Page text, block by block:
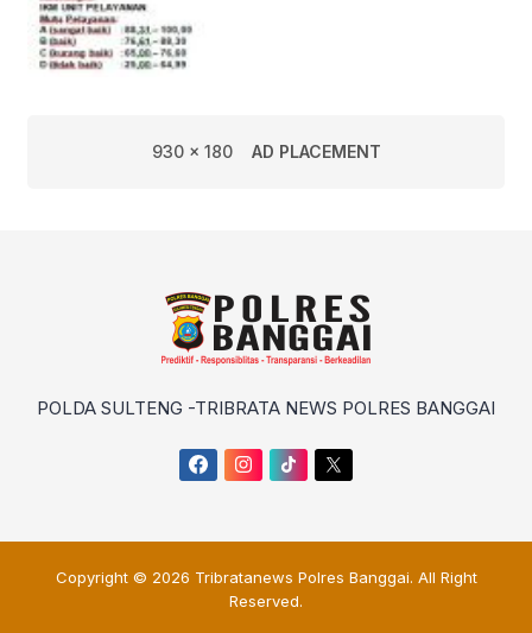
930 x 180 AD PLACEMENT
POLDA SULTENG -TRIBRATA NEWS POLRES BANGGAI
Copyright © 2026 Tribratanews Polres Banggai. All Right
Reserved.